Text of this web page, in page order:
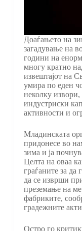
Доаѓањето на
загадување на
години на
многу кратно
извештајот на
умира по еден
неколку
индустриски
активности и
Младинската
придонесе во
зима и ја
Целта на оваа
граѓаните за да
да се изврши
преземање на
фабриките,
градежните
Остро го